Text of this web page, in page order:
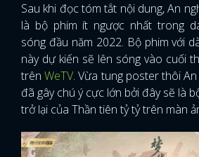
Sau khi đọc tóm tắt nội dung, An
là bộ phim ít ngược nhất trong
sóng đầu năm 2022. Bộ phim với
này dự kiến sẽ lên sóng vào cuối
trênWeTV. Vừa tung poster thôi
đã gây chú ý cực lớn bởi đây sẽ là
trở lại của Thần tiên tỷ tỷ trên màn